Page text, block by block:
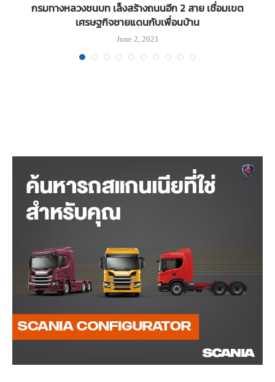
กรมทางหลวงชนบท เล็งสร้างถนนอีก 2 สาย เชื่อมเขต
เศรษฐกิจชายแดนกับเพื่อนบ้าน
June 2, 2021